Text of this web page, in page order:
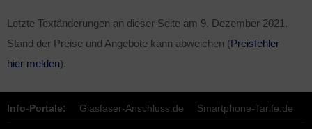
Letzte Textänderungen an dieser Seite am 9. Dezember 2021 .
Stand der Preise und Angebote kann abweichen (Preisfehler
hier melden).
Info-Portale: Glasfaser-Anschluss.de Smartphone-Tarife.de